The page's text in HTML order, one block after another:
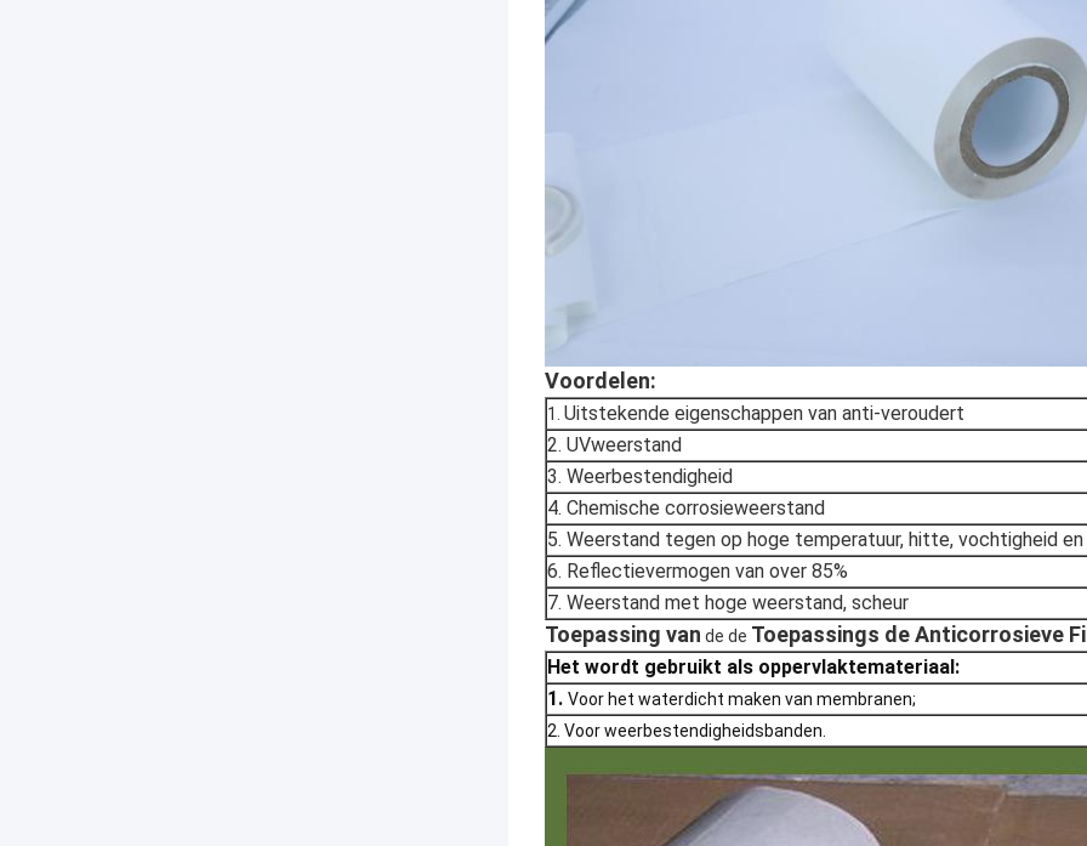
Voordelen:
1. Uitstekende eigenschappen van anti-veroudert
2. UVweerstand
3. Weerbestendigheid
4. Chemische corrosieweerstand
5. Weerstand tegen op hoge temperatuur, hitte, vochtigheid
6. Reflectievermogen van over 85%
7. Weerstand met hoge weerstand, scheur
Toepassing van de de Toepassings de Anticorrosieve
Het wordt gebruikt als oppervlaktemateriaal:
1. Voor het waterdicht maken van membranen;
2. Voor weerbestendigheidsbanden.